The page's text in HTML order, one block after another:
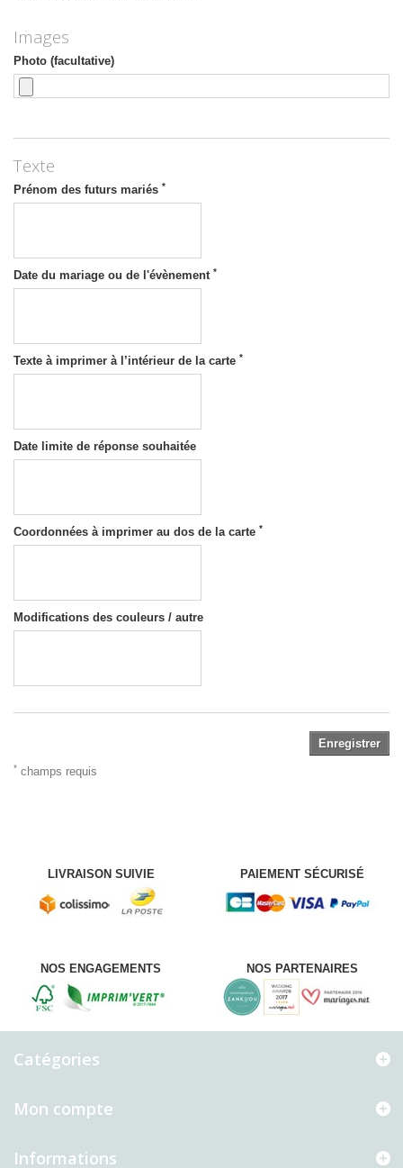
Images
Photo (facultative)
Texte
Prénom des futurs mariés *
Date du mariage ou de l'évènement *
Texte à imprimer à l’intérieur de la carte *
Date limite de réponse souhaitée
Coordonnées à imprimer au dos de la carte *
Modifications des couleurs / autre
Enregistrer
* champs requis
LIVRAISON SUIVIE PAIEMENT SÉCURISÉ
NOS ENGAGEMENTS NOS PARTENAIRES
Catégories
Mon compte
Informations